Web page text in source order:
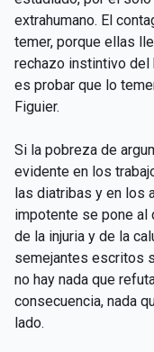
extrahumano. El
temer, porque ellas
rechazo instintivo del
es probar que lo
Figuier.
Si la pobreza de
evidente en los
las diatribas y en los
impotente se pone al
de la injuria y de la
semejantes escritos
no hay nada que
consecuencia, nada
lado.